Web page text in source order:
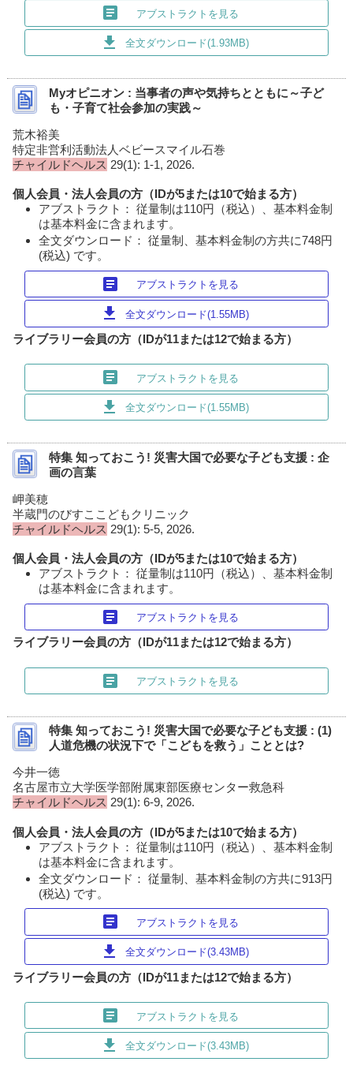
article アブストラクトを見る
download 全文ダウンロード(1.93MB)
Myオピニオン : 当事者の声や気持ちとともに～子ど
も・子育て社会参加の実践～
荒木裕美
特定非営利活動法人ベビースマイル石巻
チャイルドヘルス 29(1): 1-1, 2026.
個人会員・法人会員の方（IDが5または10で始まる方）
アブストラクト： 従量制は110円（税込）、基本料金制
は基本料金に含まれます。
全文ダウンロード： 従量制、基本料金制の方共に748円
(税込) です。
article アブストラクトを見る
download 全文ダウンロード(1.55MB)
ライブラリー会員の方（IDが11または12で始まる方）
article アブストラクトを見る
download 全文ダウンロード(1.55MB)
特集 知っておこう! 災害大国で必要な子ども支援 : 企
画の言葉
岬美穂
半蔵門のびすここどもクリニック
チャイルドヘルス 29(1): 5-5, 2026.
個人会員・法人会員の方（IDが5または10で始まる方）
アブストラクト： 従量制は110円（税込）、基本料金制
は基本料金に含まれます。
article アブストラクトを見る
ライブラリー会員の方（IDが11または12で始まる方）
article アブストラクトを見る
特集 知っておこう! 災害大国で必要な子ども支援 : (1)
人道危機の状況下で「こどもを救う」こととは?
今井一徳
名古屋市立大学医学部附属東部医療センター救急科
チャイルドヘルス 29(1): 6-9, 2026.
個人会員・法人会員の方（IDが5または10で始まる方）
アブストラクト： 従量制は110円（税込）、基本料金制
は基本料金に含まれます。
全文ダウンロード： 従量制、基本料金制の方共に913円
(税込) です。
article アブストラクトを見る
download 全文ダウンロード(3.43MB)
ライブラリー会員の方（IDが11または12で始まる方）
article アブストラクトを見る
download 全文ダウンロード(3.43MB)